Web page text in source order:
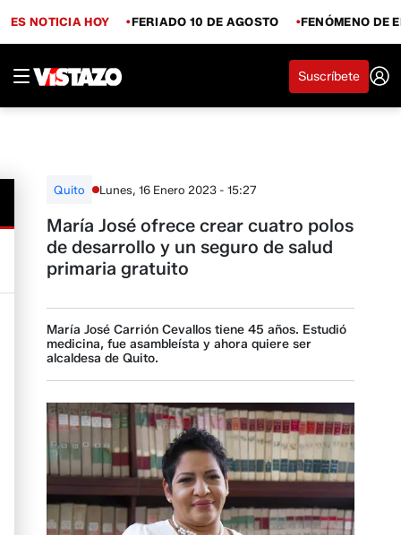
ES NOTICIA HOY FERIADO 10 DE AGOSTO FENÓMENO DE
Suscríbete
Quito Lunes, 16 Enero 2023 - 15:27
María José ofrece crear cuatro polos
de desarrollo y un seguro de salud
primaria gratuito
María José Carrión Cevallos tiene 45 años. Estudió
medicina, fue asambleísta y ahora quiere ser
alcaldesa de Quito.